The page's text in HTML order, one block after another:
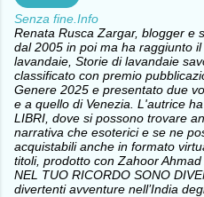
Senza fine.Info
Renata Rusca Zargar, blogger e
dal 2005 in poi ma ha raggiunto
lavandaie, Storie di lavandaie
classificato con premio
Genere 2025 e presentato due
e a quello di Venezia. L'autrice
LIBRI, dove si possono trovare
narrativa che esoterici e se ne
acquistabili anche in formato
titoli, prodotto con Zahoor
NEL TUO RICORDO SONO
divertenti avventure nell’India